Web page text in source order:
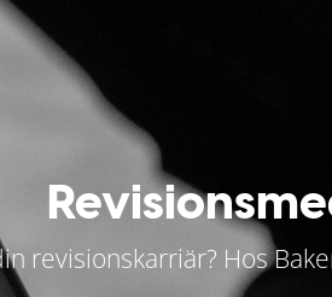
revisionskarriär? Hos